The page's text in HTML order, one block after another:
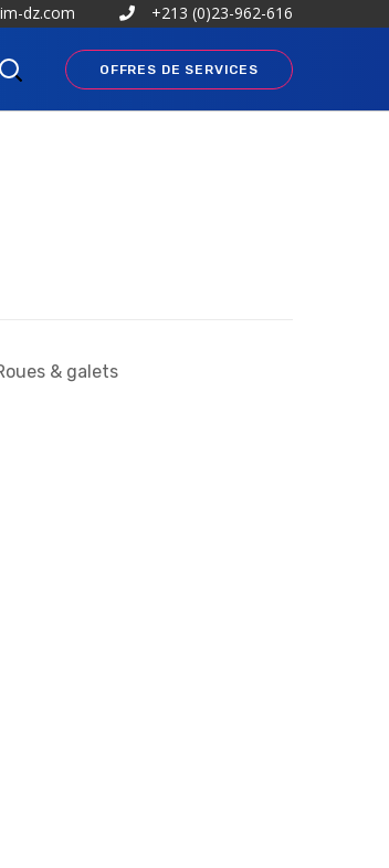
dz.com +213 (0)23-962-616
OFFRES DE SERVICES
& galets